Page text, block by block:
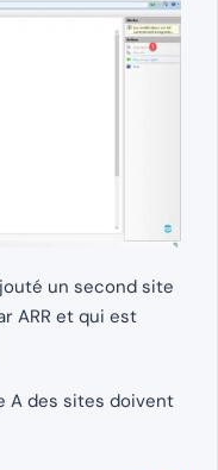
un second site
ARR et qui est
A des sites doivent